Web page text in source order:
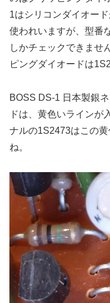
1はシリコンダイオー
使われいますが、型番
しかチェックできませ
ピングダイオードは
BOSS DS-1 日本製銀
ドは、黄色いラインが
ナルの1S2473はこの
ね。